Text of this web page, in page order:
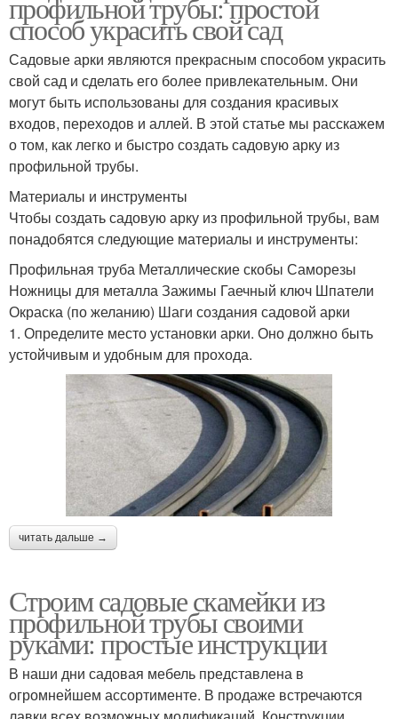
способ украсить свой сад
Садовые арки являются прекрасным способом украсить
свой сад и сделать его более привлекательным. Они
могут быть использованы для создания красивых
входов, переходов и аллей. В этой статье мы расскажем
о том, как легко и быстро создать садовую арку из
профильной трубы.
Материалы и инструменты
Чтобы создать садовую арку из профильной трубы, вам
понадобятся следующие материалы и инструменты:
Профильная труба Металлические скобы Саморезы
Ножницы для металла Зажимы Гаечный ключ Шпатели
Окраска (по желанию) Шаги создания садовой арки
1. Определите место установки арки. Оно должно быть
устойчивым и удобным для прохода.
читать дальше →
Строим садовые скамейки из
профильной трубы своими
руками: простые инструкции
В наши дни садовая мебель представлена в
огромнейшем ассортименте. В продаже встречаются